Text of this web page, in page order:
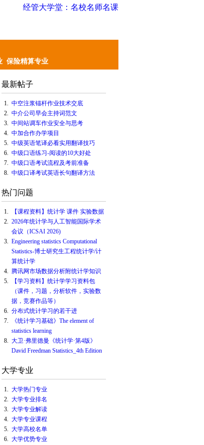
经管大学堂：名校名师名课
保险精算专业
最新帖子
1. 中空注浆锚杆作业技术交底
2. 中介公司早会主持词范文
3. 中间站调车作业安全与思考
4. 中加合作办学项目
5. 中级英语笔译必看实用翻译技巧
6. 中级口语练习-阅读的10大好处
7. 中级口语考试流程及考前准备
8. 中级口译考试英语长句翻译方法
热门问题
1.
【课程资料】统计学 课件 实验数据
2. 2026年统计学与人工智能国际学术
会议（ICSAI 2026)
3. Engineering statistics Computational
Statistics-博士研究生工程统计学/计
算统计学
4. 腾讯网市场数据分析附统计学知识
5.
【学习资料】统计学学习资料包
（课件，习题，分析软件，实验数
据，竞赛作品等）
6. 分布式统计学习的若干进
7.
《统计学习基础》The element of
statistics learning
8. 大卫·弗里德曼《统计学·第4版》
David Freedman Statistics_4th Edition
大学专业
1. 大学热门专业
2. 大学专业排名
3. 大学专业解读
4. 大学专业课程
5. 大学高校名单
6. 大学优势专业